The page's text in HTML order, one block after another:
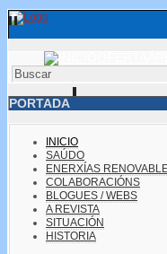
PORTADA
INICIO
SAÚDO
ENERXÍAS
COLABORACIÓNS
BLOGUES / WEBS
A REVISTA
SITUACIÓN
HISTORIA